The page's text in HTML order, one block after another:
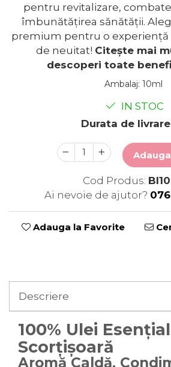
pentru revitalizare,
îmbunătățirea sănătății.
premium pentru o experiență
de neuitat! Citește mai
descoperi toate
Ambalaj: 10ml
IN STOC
Durata de
Cod Produs:
Ai nevoie de ajutor?
Adauga la Favorite
Descriere
100% Ulei
Scorțișoară
Aromă Caldă,